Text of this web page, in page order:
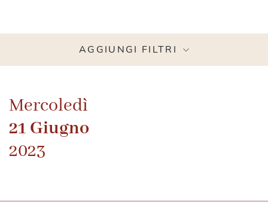
AGGIUNGI FILTRI
Mercoledì
21 Giugno
2023